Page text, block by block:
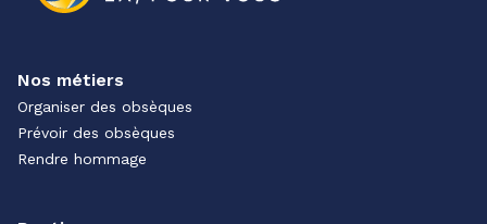
Nos métiers
Organiser des obsèques
Prévoir des obsèques
Rendre hommage